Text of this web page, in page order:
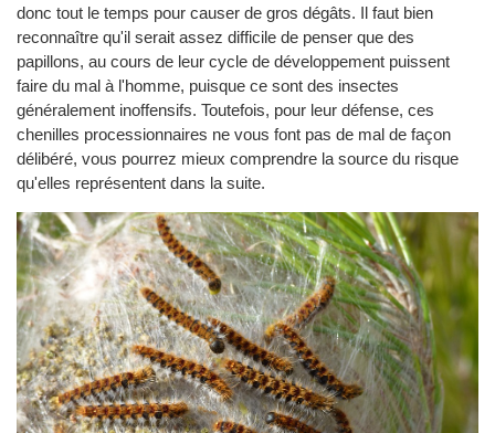
donc tout le temps pour causer de gros dégâts. Il faut bien
reconnaître qu'il serait assez difficile de penser que des
papillons, au cours de leur cycle de développement puissent
faire du mal à l'homme, puisque ce sont des insectes
généralement inoffensifs. Toutefois, pour leur défense, ces
chenilles processionnaires ne vous font pas de mal de façon
délibéré, vous pourrez mieux comprendre la source du risque
qu'elles représentent dans la suite.